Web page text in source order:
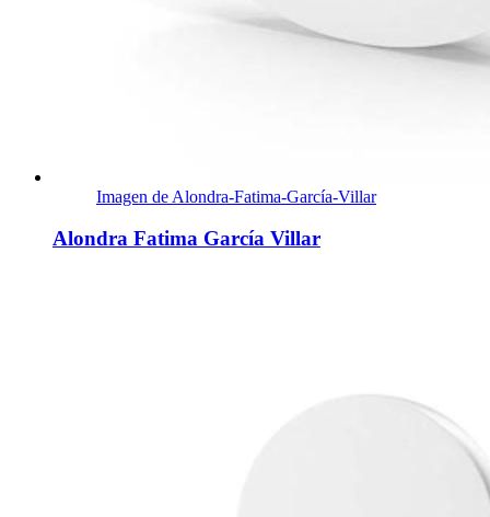
Imagen de Alondra-Fatima-García-Villar
Alondra Fatima García Villar